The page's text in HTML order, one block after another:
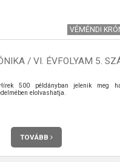
VÉMÉNDI
/ VI. ÉVFOLYAM 5.
500 példányban jelenik meg
elolvashatja.
TOVÁBB